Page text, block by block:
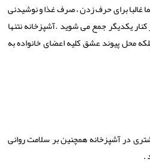
غالبا برای حرف زدن ، صرف غذا و نوشیدنی
یکدیگر جمع می شوید .آشپزخانه نتنها
محل پیوند عشق کلیه اعضای خانواده به
در آشپزخانه همچنین بر سلامت روانی